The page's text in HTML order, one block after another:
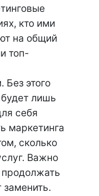
кто ими
на общий
топ-
Без этого
лишь
себя
маркетинга
сколько
Важно
заменить.